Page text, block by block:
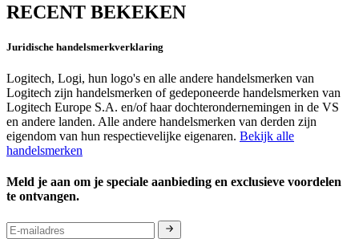
RECENT BEKEKEN
Juridische handelsmerkverklaring
Logitech, Logi, hun logo's en alle andere handelsmerken van
Logitech zijn handelsmerken of gedeponeerde handelsmerken van
Logitech Europe S.A. en/of haar dochterondernemingen in de VS
en andere landen. Alle andere handelsmerken van derden zijn
eigendom van hun respectievelijke eigenaren. Bekijk alle
handelsmerken
Meld je aan om je speciale aanbieding en exclusieve voordelen
te ontvangen.